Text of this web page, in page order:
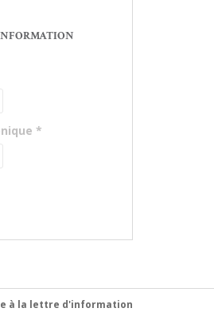
*
à la lettre d'information